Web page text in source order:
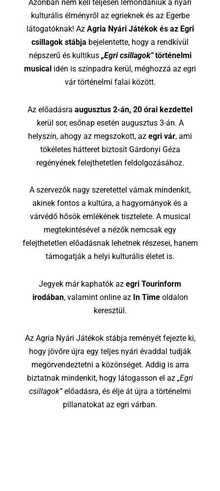
Azonban nem kell teljesen lemondaniuk a nyári
kulturális élményről az egrieknek és az Egerbe
látogatóknak! Az Agria Nyári Játékok és az Egri
csillagok stábja bejelentette, hogy a rendkívül
népszerű és kultikus „Egri csillagok”történelmi
musical idén is színpadra kerül, méghozzá az egri
vár történelmi falai között.
Az előadásra augusztus 2-án, 20 órai kezdettel
kerül sor, esőnap esetén augusztus 3-án. A
helyszín, ahogy az megszokott, az egri vár, ami
tökéletes hátteret biztosít Gárdonyi Géza
regényének felejthetetlen feldolgozásához.
A szervezők nagy szeretettel várnak mindenkit,
akinek fontos a kultúra, a hagyományok és a
várvédő hősök emlékének tisztelete. A musical
megtekintésével a nézők nemcsak egy
felejthetetlen előadásnak lehetnek részesei, hanem
támogatják a helyi kulturális életet is.
Jegyek már kaphatók az egri Tourinform
irodában, valamint online az In Timeoldalon
keresztül.
Az Agria Nyári Játékok stábja reményét fejezte ki,
hogy jövőre újra egy teljes nyári évaddal tudják
megörvendeztetni a közönséget. Addig is arra
biztatnak mindenkit, hogy látogasson el az „Egri
csillagok”előadásra, és élje át újra a történelmi
pillanatokat az egri várban.